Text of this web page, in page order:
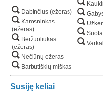
Dabinčius (ežeras)
Karosninkas
(ežeras)
Beržuoliukas
(ežeras)
Nečiūnų ežeras
Barbutiškių miškas
Susiję keliai